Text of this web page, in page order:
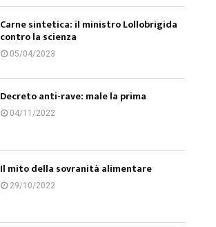
Carne sintetica: il ministro Lollobrigida
contro la scienza
05/04/2023
Decreto anti-rave: male la prima
04/11/2022
Il mito della sovranità alimentare
29/10/2022